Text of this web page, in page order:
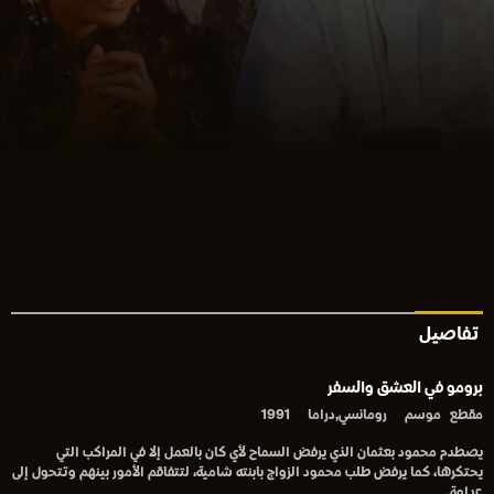
تفاصيل
برومو في العشق والسفر
مقطع موسم رومانسي,دراما 1991
يصطدم محمود بعثمان الذي يرفض السماح لأي كان بالعمل إلا في المراكب التي
يحتكرها، كما يرفض طلب محمود الزواج بابنته شامية، لتتفاقم الأمور بينهم وتتحول إلى